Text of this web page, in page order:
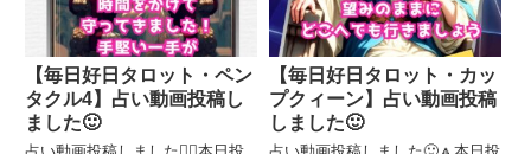
【毎日好日タロット・ペン
タクル4】占い動画投稿し
ました🙂
【毎日好日タロット・カッ
プクィーン】占い動画投稿
しました🙂